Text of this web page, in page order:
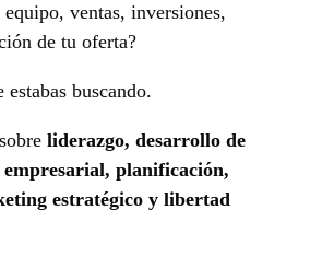
ventas, inversiones,
de tu oferta?
estabas buscando.
liderazgo, desarrollo de
planificación,
estratégico y libertad